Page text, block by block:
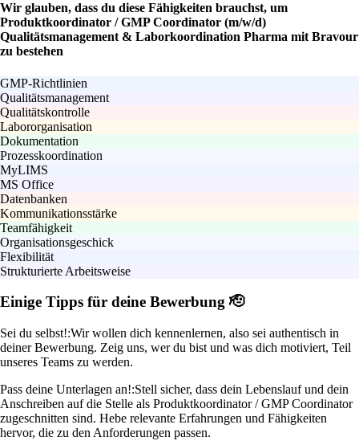
Wir glauben, dass du diese Fähigkeiten brauchst, um
Produktkoordinator / GMP Coordinator (m/w/d)
Qualitätsmanagement & Laborkoordination Pharma mit Bravour
zu bestehen
GMP-Richtlinien
Qualitätsmanagement
Qualitätskontrolle
Labororganisation
Dokumentation
Prozesskoordination
MyLIMS
MS Office
Datenbanken
Kommunikationsstärke
Teamfähigkeit
Organisationsgeschick
Flexibilität
Strukturierte Arbeitsweise
Einige Tipps für deine Bewerbung 🫡
Sei du selbst!:Wir wollen dich kennenlernen, also sei authentisch in
deiner Bewerbung. Zeig uns, wer du bist und was dich motiviert, Teil
unseres Teams zu werden.
Pass deine Unterlagen an!:Stell sicher, dass dein Lebenslauf und dein
Anschreiben auf die Stelle als Produktkoordinator / GMP Coordinator
zugeschnitten sind. Hebe relevante Erfahrungen und Fähigkeiten
hervor, die zu den Anforderungen passen.